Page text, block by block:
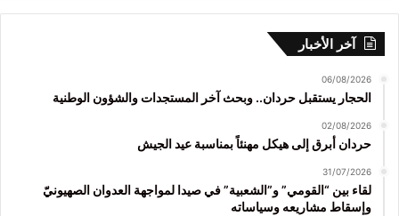
آخر الأخبار
06/08/2026
الحجار يستقبل حردان.. وبحث آخر المستجدات والشؤون الوطنية
02/08/2026
حردان أبرق إلى هيكل مهنئاً بمناسبة عيد الجيش
31/07/2026
لقاء بين “القومي” و”الشعبية” في صيدا لمواجهة العدوان الصهيونيّ
وإسقاط مشاريعه وسياساته